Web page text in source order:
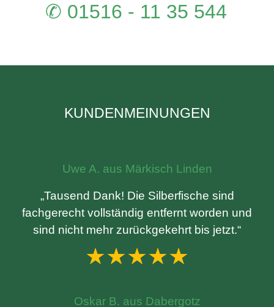
✆ 01516 - 11 35 544
KUNDENMEINUNGEN
Uwe A. aus Märkisch Linden
„Tausend Dank! Die Silberfische sind
fachgerecht vollständig entfernt worden und
sind nicht mehr zurückgekehrt bis jetzt.“
★★★★★
Oskar B. aus Dabergotz